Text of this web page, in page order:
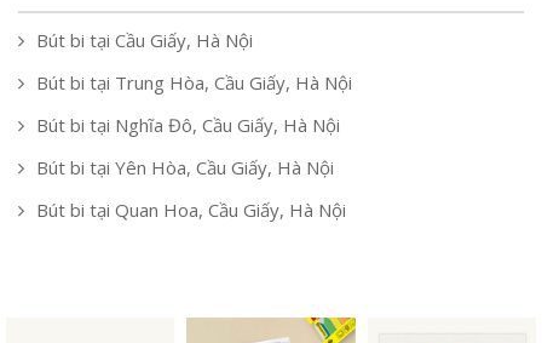
Bút bi tại Cầu Giấy, Hà Nội
Bút bi tại Trung Hòa, Cầu Giấy, Hà Nội
Bút bi tại Nghĩa Đô, Cầu Giấy, Hà Nội
Bút bi tại Yên Hòa, Cầu Giấy, Hà Nội
Bút bi tại Quan Hoa, Cầu Giấy, Hà Nội